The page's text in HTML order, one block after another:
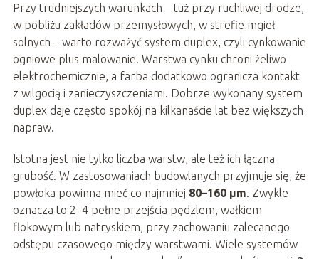
Przy trudniejszych warunkach – tuż przy ruchliwej drodze,
w pobliżu zakładów przemysłowych, w strefie mgieł
solnych – warto rozważyć system duplex, czyli cynkowanie
ogniowe plus malowanie. Warstwa cynku chroni żeliwo
elektrochemicznie, a farba dodatkowo ogranicza kontakt
z wilgocią i zanieczyszczeniami. Dobrze wykonany system
duplex daje często spokój na kilkanaście lat bez większych
napraw.
Istotna jest nie tylko liczba warstw, ale też ich łączna
grubość. W zastosowaniach budowlanych przyjmuje się, że
powłoka powinna mieć co najmniej 80–160 µm. Zwykle
oznacza to 2–4 pełne przejścia pędzlem, wałkiem
flokowym lub natryskiem, przy zachowaniu zalecanego
odstępu czasowego między warstwami. Wiele systemów